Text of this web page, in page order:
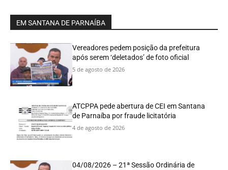
EM SANTANA DE PARNAÍBA
Vereadores pedem posição da prefeitura
após serem ‘deletados’ de foto oficial
5 de agosto de 2026
ATCPPA pede abertura de CEI em Santana
de Parnaíba por fraude licitatória
4 de agosto de 2026
04/08/2026 – 21ª Sessão Ordinária de